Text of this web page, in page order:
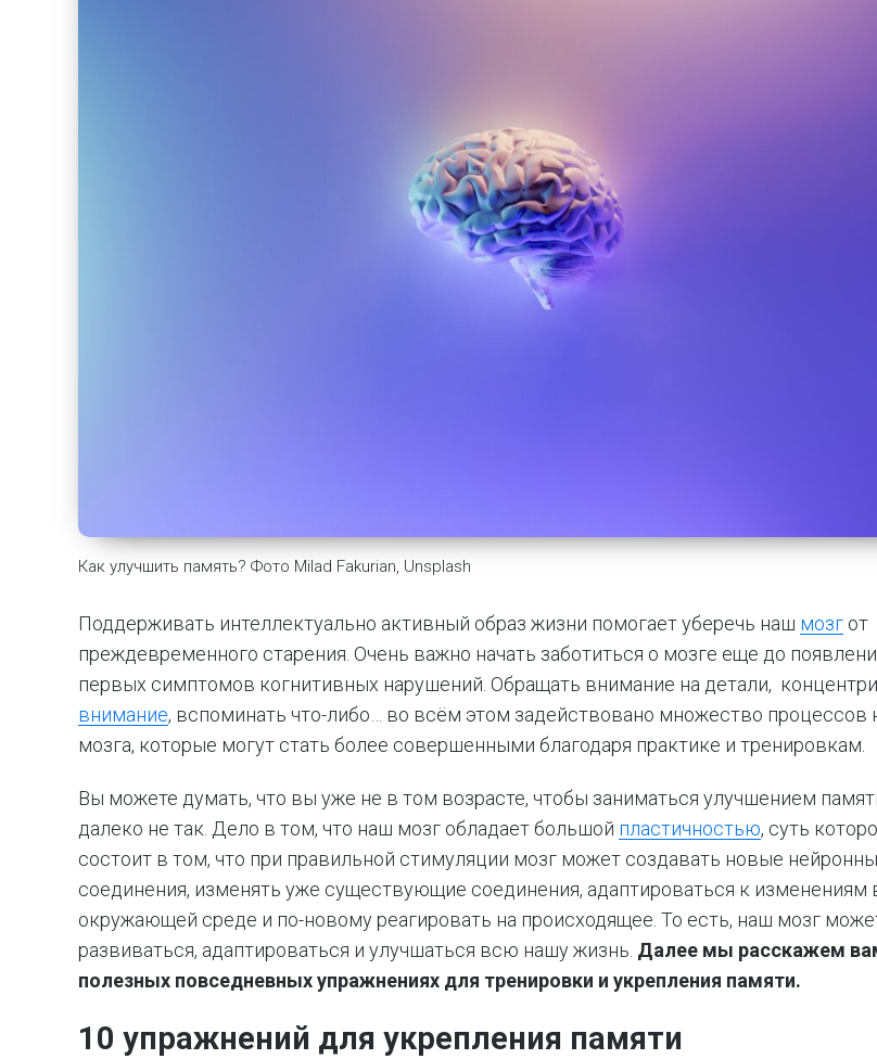
Как улучшить память? Фото Milad Fakurian, Unsplash
Поддерживать интеллектуально активный образ жизни помогает уберечь наш мозг от
преждевременного старения. Очень важно начать заботиться о мозге еще до
первых симптомов когнитивных нарушений. Обращать внимание на детали,
внимание, вспоминать что-либо… во всём этом задействовано множество процессов
мозга, которые могут стать более совершенными благодаря практике и тренировкам.
Вы можете думать, что вы уже не в том возрасте, чтобы заниматься улучшением
далеко не так. Дело в том, что наш мозг обладает большой пластичностью, суть
состоит в том, что при правильной стимуляции мозг может создавать новые
соединения, изменять уже существующие соединения, адаптироваться к изменениям
окружающей среде и по-новому реагировать на происходящее. То есть, наш мозг
развиваться, адаптироваться и улучшаться всю нашу жизнь. Далее мы расскажем
полезных повседневных упражнениях для тренировки и укрепления памяти.
10 упражнений для укрепления памяти